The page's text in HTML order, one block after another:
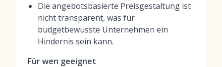
Die angebotsbasierte Preisgestaltung ist
nicht transparent, was für
budgetbewusste Unternehmen ein
Hindernis sein kann.
Für wen geeignet